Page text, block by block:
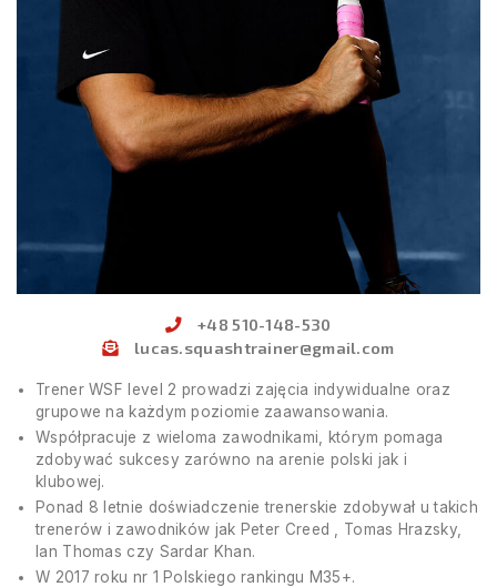
Trener WSF level 2 prowadzi zajęcia indywidualne oraz
grupowe na każdym poziomie zaawansowania.
Współpracuje z wieloma zawodnikami, którym pomaga
zdobywać sukcesy zarówno na arenie polski jak i
klubowej.
Ponad 8 letnie doświadczenie trenerskie zdobywał u takich
trenerów i zawodników jak Peter Creed , Tomas Hrazsky,
Ian Thomas czy Sardar Khan.
W 2017 roku nr 1 Polskiego rankingu M35+.
+48 510-148-530
lucas.squashtrainer@gmail.com